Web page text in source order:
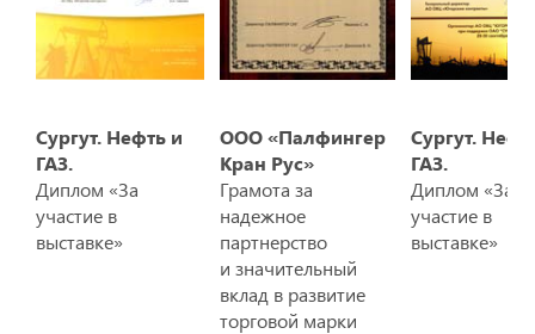
Сургут. Нефть и
ГАЗ.
Диплом «За
участие в
выставке»
ООО «Палфингер
Кран Рус»
Грамота за
надежное
партнерство
и значительный
вклад в развитие
торговой марки
Сургут.
ГАЗ.
Диплом «За
участие в
выставке»